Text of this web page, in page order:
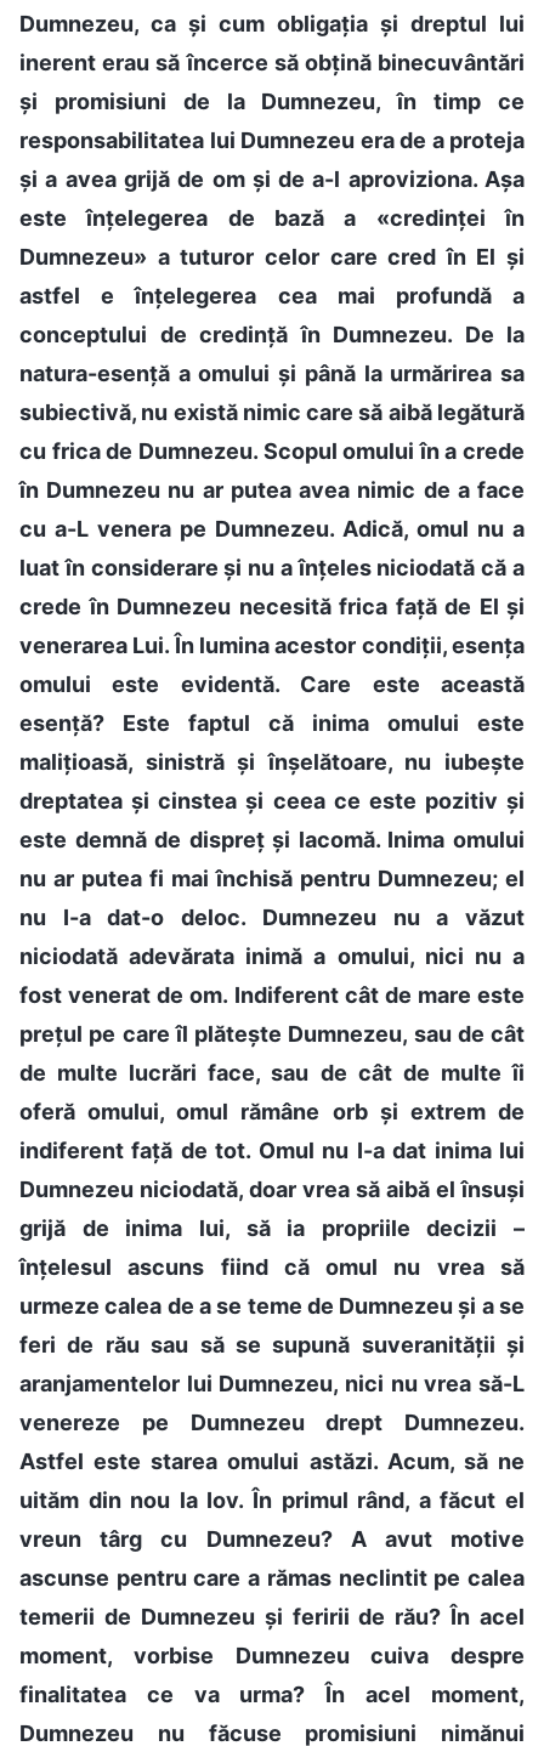
Dumnezeu, ca și cum obligația și dreptul lui
inerent erau să încerce să obțină binecuvântări
și promisiuni de la Dumnezeu, în timp ce
responsabilitatea lui Dumnezeu era de a proteja
și a avea grijă de om și de a-l aproviziona. Așa
este înțelegerea de bază a «credinței în
Dumnezeu» a tuturor celor care cred în El și
astfel e înțelegerea cea mai profundă a
conceptului de credință în Dumnezeu. De la
natura-esență a omului și până la urmărirea sa
subiectivă, nu există nimic care să aibă legătură
cu frica de Dumnezeu. Scopul omului în a crede
în Dumnezeu nu ar putea avea nimic de a face
cu a-L venera pe Dumnezeu. Adică, omul nu a
luat în considerare și nu a înțeles niciodată că a
crede în Dumnezeu necesită frica față de El și
venerarea Lui. În lumina acestor condiții, esența
omului este evidentă. Care este această
esență? Este faptul că inima omului este
malițioasă, sinistră și înșelătoare, nu iubește
dreptatea și cinstea și ceea ce este pozitiv și
este demnă de dispreț și lacomă. Inima omului
nu ar putea fi mai închisă pentru Dumnezeu; el
nu I-a dat-o deloc. Dumnezeu nu a văzut
niciodată adevărata inimă a omului, nici nu a
fost venerat de om. Indiferent cât de mare este
prețul pe care îl plătește Dumnezeu, sau de cât
de multe lucrări face, sau de cât de multe îi
oferă omului, omul rămâne orb și extrem de
indiferent față de tot. Omul nu I-a dat inima lui
Dumnezeu niciodată, doar vrea să aibă el însuși
grijă de inima lui, să ia propriile decizii –
înțelesul ascuns fiind că omul nu vrea să
urmeze calea de a se teme de Dumnezeu și a se
feri de rău sau să se supună suveranității și
aranjamentelor lui Dumnezeu, nici nu vrea să-L
venereze pe Dumnezeu drept Dumnezeu.
Astfel este starea omului astăzi. Acum, să ne
uităm din nou la Iov. În primul rând, a făcut el
vreun târg cu Dumnezeu? A avut motive
ascunse pentru care a rămas neclintit pe calea
temerii de Dumnezeu și feririi de rău? În acel
moment, vorbise Dumnezeu cuiva despre
finalitatea ce va urma? În acel moment,
Dumnezeu nu făcuse promisiuni nimănui